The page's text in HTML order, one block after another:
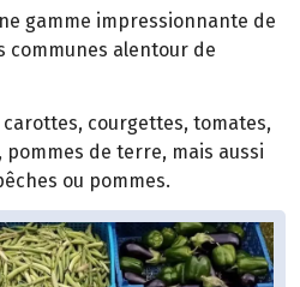
gamme impressionnante de
communes alentour de
courgettes, tomates,
de terre, mais aussi
ou pommes.